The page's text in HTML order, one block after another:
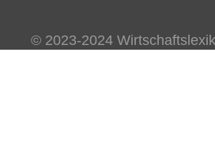
© 2023-2024